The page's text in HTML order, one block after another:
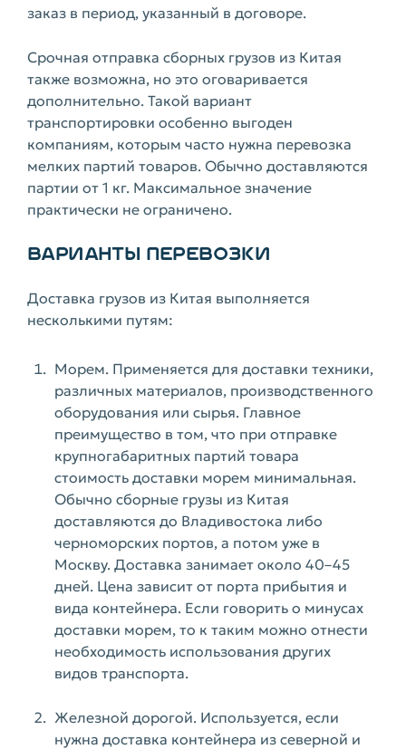
заказ в период, указанный в договоре.
Срочная отправка сборных грузов из Китая
также возможна, но это оговаривается
дополнительно. Такой вариант
транспортировки особенно выгоден
компаниям, которым часто нужна перевозка
мелких партий товаров. Обычно доставляются
партии от 1 кг. Максимальное значение
практически не ограничено.
ВАРИАНТЫ ПЕРЕВОЗКИ
Доставка грузов из Китая выполняется
несколькими путям:
Морем. Применяется для доставки техники,
различных материалов, производственного
оборудования или сырья. Главное
преимущество в том, что при отправке
крупногабаритных партий товара
стоимость доставки морем минимальная.
Обычно сборные грузы из Китая
доставляются до Владивостока либо
черноморских портов, а потом уже в
Москву. Доставка занимает около 40–45
дней. Цена зависит от порта прибытия и
вида контейнера. Если говорить о минусах
доставки морем, то к таким можно отнести
необходимость использования других
видов транспорта.
Железной дорогой. Используется, если
нужна доставка контейнера из северной и